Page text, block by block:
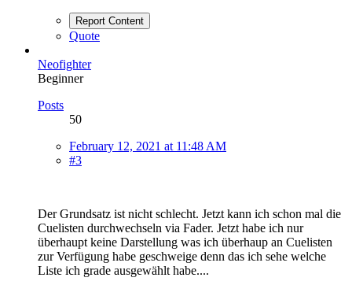
Report Content
Quote
Neofighter
Beginner
Posts
50
February 12, 2021 at 11:48 AM
#3
Der Grundsatz ist nicht schlecht. Jetzt kann ich schon mal die
Cuelisten durchwechseln via Fader. Jetzt habe ich nur
überhaupt keine Darstellung was ich überhaup an Cuelisten
zur Verfügung habe geschweige denn das ich sehe welche
Liste ich grade ausgewählt habe....